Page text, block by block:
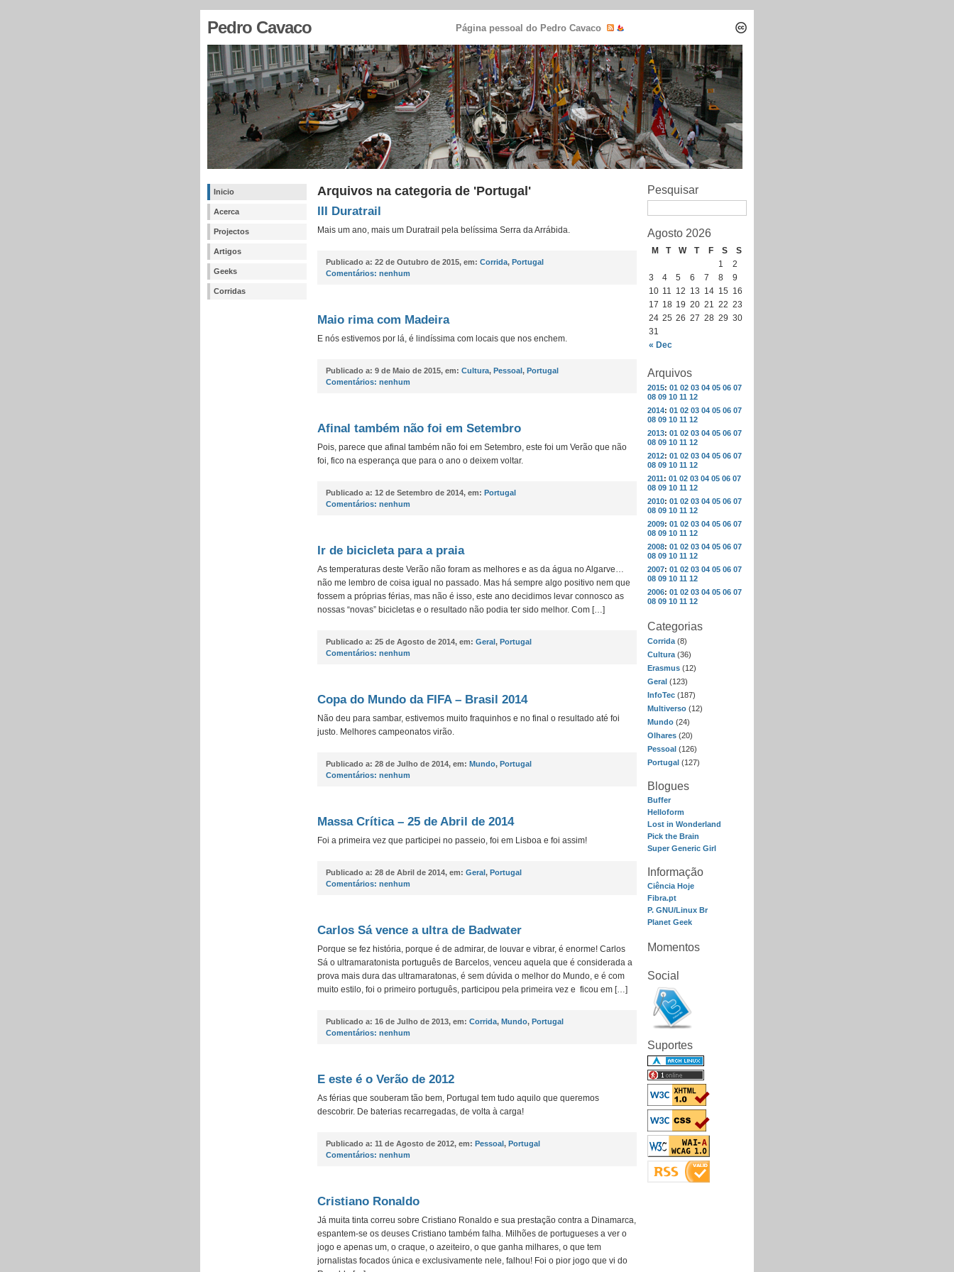
Pedro Cavaco Página pessoal do Pedro Cavaco
Inicio
Acerca
Projectos
Artigos
Geeks
Corridas
Pesquisar
Agosto 2026
M T W T F S S
« Dec
1
2
3
4 5 6 7 8
9
10 11 12 13 14 15 16
17 18 19 20 21 22 23
24 25 26 27 28 29 30
31
Arquivos
2015: 01 02 03 04 05 06 07
08 09 10 11 12
2014: 01 02 03 04 05 06 07
08 09 10 11 12
2013: 01 02 03 04 05 06 07
08 09 10 11 12
2012: 01 02 03 04 05 06 07
08 09 10 11 12
2011: 01 02 03 04 05 06 07
08 09 10 11 12
2010: 01 02 03 04 05 06 07
08 09 10 11 12
2009: 01 02 03 04 05 06 07
08 09 10 11 12
2008: 01 02 03 04 05 06 07
08 09 10 11 12
2007: 01 02 03 04 05 06 07
08 09 10 11 12
2006: 01 02 03 04 05 06 07
08 09 10 11 12
Categorias
Corrida (8)
Cultura (36)
Erasmus (12)
Geral (123)
InfoTec (187)
Multiverso (12)
Mundo (24)
Olhares (20)
Pessoal (126)
Portugal (127)
Blogues
Buffer
Helloform
Lost in Wonderland
Pick the Brain
Super Generic Girl
Informação
Ciência Hoje
Fibra.pt
P. GNU/Linux Br
Planet Geek
Momentos
Social
Suportes
Arquivos na categoria de 'Portugal'
III Duratrail
Mais um ano, mais um Duratrail pela belíssima Serra da Arrábida.
Publicado a: 22 de Outubro de 2015, em: Corrida, Portugal
Comentários: nenhum
Maio rima com Madeira
E nós estivemos por lá, é lindíssima com locais que nos enchem.
Publicado a: 9 de Maio de 2015, em: Cultura, Pessoal, Portugal
Comentários: nenhum
Afinal também não foi em Setembro
Pois, parece que afinal também não foi em Setembro, este foi um Verão que não
foi, fico na esperança que para o ano o deixem voltar.
Publicado a: 12 de Setembro de 2014, em: Portugal
Comentários: nenhum
Ir de bicicleta para a praia
As temperaturas deste Verão não foram as melhores e as da água no Algarve…
não me lembro de coisa igual no passado. Mas há sempre algo positivo nem que
fossem a próprias férias, mas não é isso, este ano decidimos levar connosco as
nossas “novas” bicicletas e o resultado não podia ter sido melhor. Com […]
Publicado a: 25 de Agosto de 2014, em: Geral, Portugal
Comentários: nenhum
Copa do Mundo da FIFA – Brasil 2014
Não deu para sambar, estivemos muito fraquinhos e no final o resultado até foi
justo. Melhores campeonatos virão.
Publicado a: 28 de Julho de 2014, em: Mundo, Portugal
Comentários: nenhum
Massa Crítica – 25 de Abril de 2014
Foi a primeira vez que participei no passeio, foi em Lisboa e foi assim!
Publicado a: 28 de Abril de 2014, em: Geral, Portugal
Comentários: nenhum
Carlos Sá vence a ultra de Badwater
Porque se fez história, porque é de admirar, de louvar e vibrar, é enorme! Carlos
Sá o ultramaratonista português de Barcelos, venceu aquela que é considerada a
prova mais dura das ultramaratonas, é sem dúvida o melhor do Mundo, e é com
muito estilo, foi o primeiro português, participou pela primeira vez e ficou em […]
Publicado a: 16 de Julho de 2013, em: Corrida, Mundo, Portugal
Comentários: nenhum
E este é o Verão de 2012
As férias que souberam tão bem, Portugal tem tudo aquilo que queremos
descobrir. De baterias recarregadas, de volta à carga!
Publicado a: 11 de Agosto de 2012, em: Pessoal, Portugal
Comentários: nenhum
Cristiano Ronaldo
Já muita tinta correu sobre Cristiano Ronaldo e sua prestação contra a Dinamarca,
espantem-se os deuses Cristiano também falha. Milhões de portugueses a ver o
jogo e apenas um, o craque, o azeiteiro, o que ganha milhares, o que tem
jornalistas focados única e exclusivamente nele, falhou! Foi o pior jogo que vi do